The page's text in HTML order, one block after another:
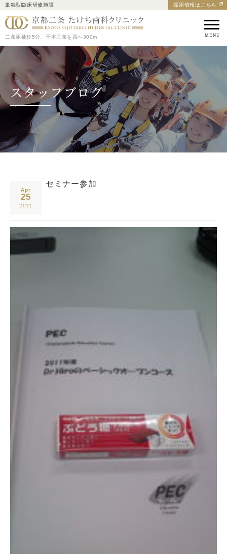
単独型臨床研修施設 採用情報はこちら
京都市中京区の歯医者
二条駅徒歩5分、千本三条を西へ300m
スタッフブログ
Apr
25
2011
セミナー参加